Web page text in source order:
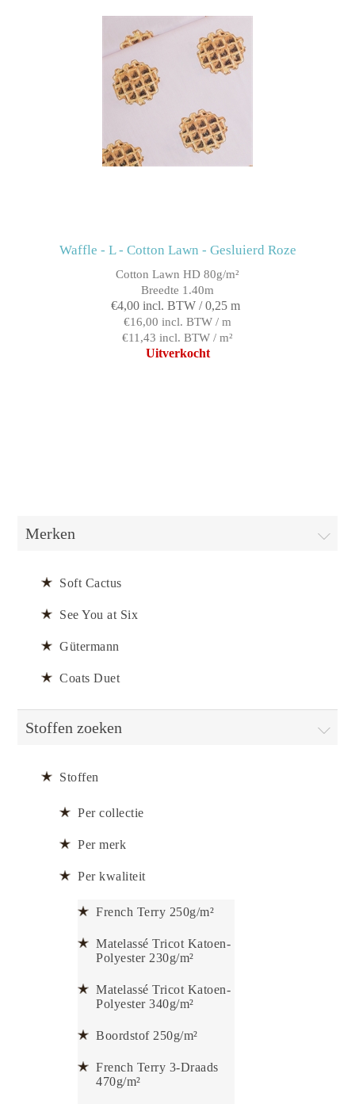
Waffle - L - Cotton Lawn - Gesluierd Roze
Cotton Lawn HD 80g/m²
Breedte 1.40m
€4,00 incl. BTW / 0,25 m
€16,00 incl. BTW / m
€11,43 incl. BTW / m²
Uitverkocht
Merken
Soft Cactus
See You at Six
Gütermann
Coats Duet
Stoffen zoeken
Stoffen
Per collectie
Per merk
Per kwaliteit
French Terry 250g/m²
Matelassé Tricot Katoen-
Polyester 230g/m²
Matelassé Tricot Katoen-
Polyester 340g/m²
Boordstof 250g/m²
French Terry 3-Draads
470g/m²